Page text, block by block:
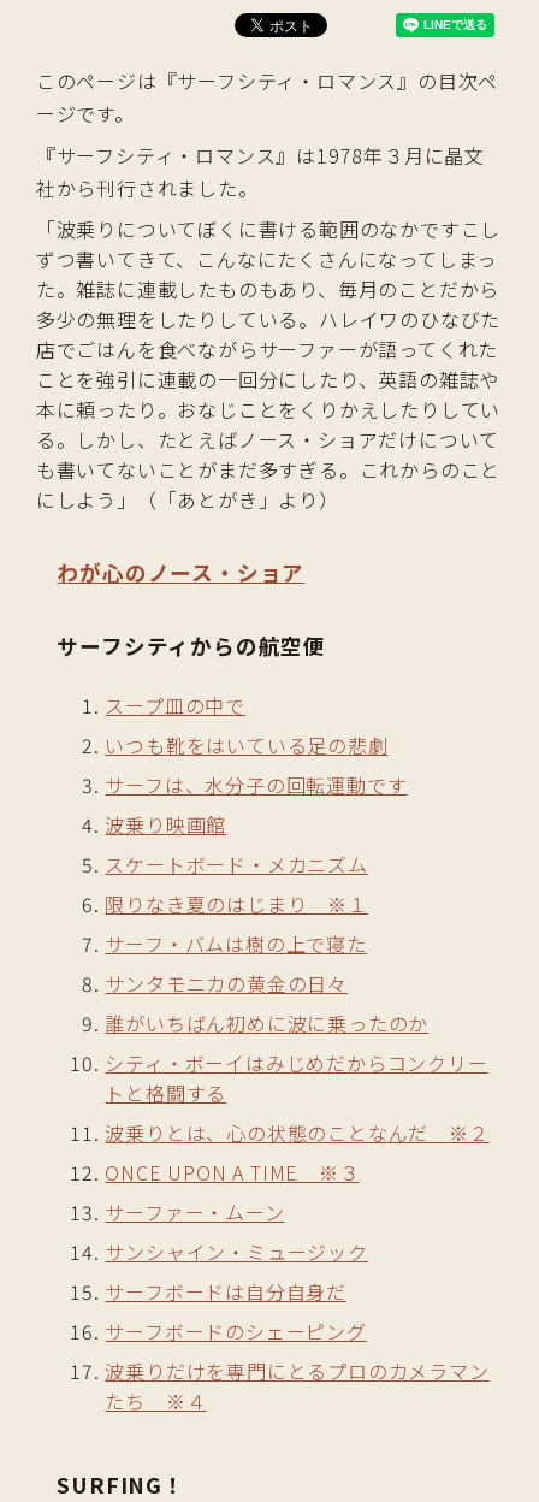
このページは『サーフシティ・ロマンス』の目次ペ
ージです。
『サーフシティ・ロマンス』は1978年３月に晶文
社から刊行されました。
「波乗りについてぼくに書ける範囲のなかですこし
ずつ書いてきて、こんなにたくさんになってしまっ
た。雑誌に連載したものもあり、毎月のことだから
多少の無理をしたりしている。ハレイワのひなびた
店でごはんを食べながらサーファーが語ってくれた
ことを強引に連載の一回分にしたり、英語の雑誌や
本に頼ったり。おなじことをくりかえしたりしてい
る。しかし、たとえばノース・ショアだけについて
も書いてないことがまだ多すぎる。これからのこと
にしよう」（「あとがき」より）
わが心のノース・ショア
サーフシティからの航空便
スープ皿の中で
いつも靴をはいている足の悲劇
サーフは、水分子の回転運動です
波乗り映画館
スケートボード・メカニズム
限りなき夏のはじまり ※１
サーフ・バムは樹の上で寝た
サンタモニカの黄金の日々
誰がいちばん初めに波に乗ったのか
シティ・ボーイはみじめだからコンクリー
トと格闘する
波乗りとは、心の状態のことなんだ ※２
ONCE UPON A TIME ※３
サーファー・ムーン
サンシャイン・ミュージック
サーフボードは自分自身だ
サーフボードのシェーピング
波乗りだけを専門にとるプロのカメラマン
たち ※４
SURFING！